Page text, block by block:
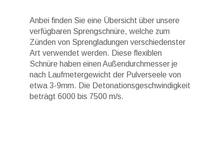
Anbei finden Sie eine Übersicht über unsere
verfügbaren Sprengschnüre, welche zum
Zünden von Sprengladungen verschiedenster
Art verwendet werden. Diese flexiblen
Schnüre haben einen Außendurchmesser je
nach Laufmetergewicht der Pulverseele von
etwa 3-9mm. Die Detonationsgeschwindigkeit
beträgt 6000 bis 7500 m/s.